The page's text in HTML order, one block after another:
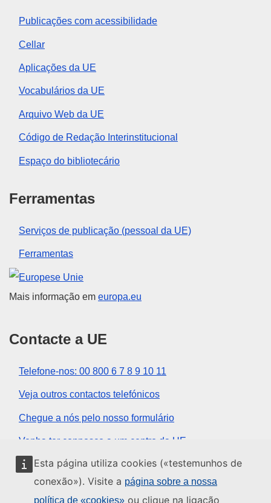
Esta página utiliza cookies («testemunhos de
conexão»). Visite a página sobre a nossa
política de «cookies» ou clique na ligação
Publicações com acessibilidade
Cellar
Aplicações da UE
Vocabulários da UE
Arquivo Web da UE
Código de Redação Interinstitucional
Espaço do bibliotecário
Ferramentas
Serviços de publicação (pessoal da UE)
Ferramentas
União Europeia
Mais informação em europa.eu
Contacte a UE
Telefone-nos: 00 800 6 7 8 9 10 11
Veja outros contactos telefónicos
Chegue a nós pelo nosso formulário
Venha ter connosco a um centro da UE
Redes sociais